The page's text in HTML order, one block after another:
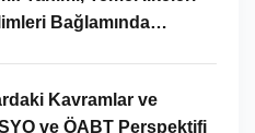
Bağlamında
Kavramlar ve
ve ÖABT Perspektifi